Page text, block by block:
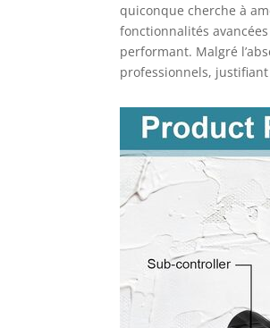
quiconque cherche à
fonctionnalités
performant. Malgré
professionnels,